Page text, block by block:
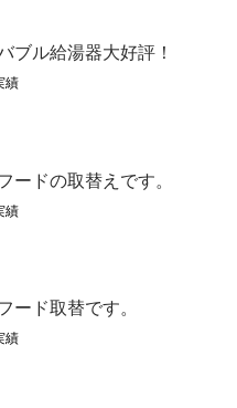
ブル給湯器大好評！
績
ードの取替えです。
績
ード取替です。
績